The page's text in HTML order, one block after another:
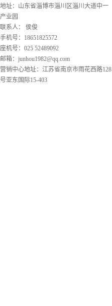
地址：山东省淄博市淄川区淄川大道中一
产业园
联系人： 侯俊
手机号：18651825572
座机号：025 52489092
邮箱： junhou1982@qq.com
营销中心地址：江苏省南京市雨花西路128
号亚东国际15-403